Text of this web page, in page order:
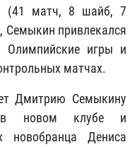
(41 матч, 8 шайб, 7
Семыкин привлекался
игры и
матчах.
Дмитрию Семыкину
в новом клубе и
новобранца Дениса